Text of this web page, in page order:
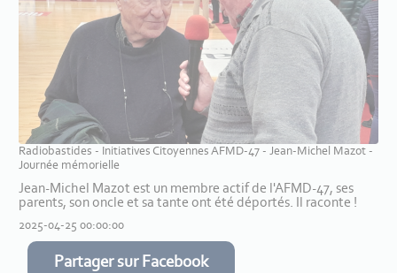
Radiobastides - Initiatives Citoyennes AFMD-47 - Jean-Michel Mazot -
Journée mémorielle
Jean-Michel Mazot est un membre actif de l'AFMD-47, ses
parents, son oncle et sa tante ont été déportés. Il raconte !
2025-04-25 00:00:00
Partager sur Facebook